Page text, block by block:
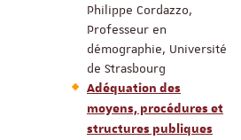
Philippe Cordazzo,
Professeur en
démographie, Université
de Strasbourg
Adéquation des
moyens, procédures et
structures publiques